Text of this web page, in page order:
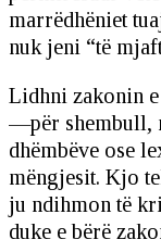
marrëdhëniet
nuk jeni “të
Lidhni zakonin
—për shembull,
dhëmbëve ose
mëngjesit. Kjo
ju ndihmon të
duke e bërë